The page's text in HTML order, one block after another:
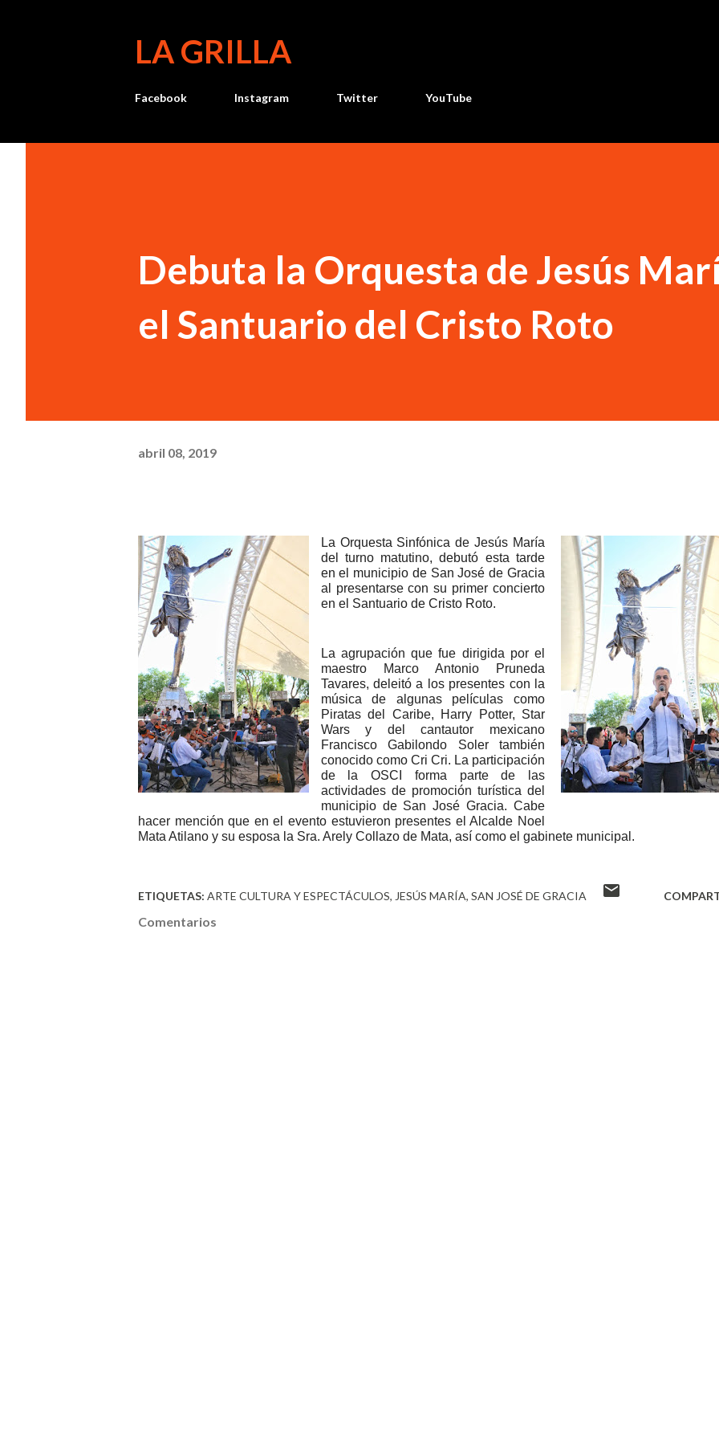
LA GRILLA
Facebook Instagram Twitter YouTube
Debuta la Orquesta de Jesús
el Santuario del Cristo Roto
abril 08, 2019
La Orquesta Sinfónica de Jesús María
del turno matutino, debutó esta tarde
en el municipio de San José de Gracia
al presentarse con su primer concierto
en el Santuario de Cristo Roto.
La agrupación que fue dirigida por el
maestro Marco Antonio Pruneda
Tavares, deleitó a los presentes con la
música de algunas películas como
Piratas del Caribe, Harry Potter, Star
Wars y del cantautor mexicano
Francisco Gabilondo Soler también
conocido como Cri Cri. La participación
de la OSCI forma parte de las
actividades de promoción turística del
municipio de San José Gracia. Cabe
hacer mención que en el evento estuvieron presentes el Alcalde Noel
Mata Atilano y su esposa la Sra. Arely Collazo de Mata, así como el gabinete municipal.
ETIQUETAS: ARTE CULTURA Y ESPECTÁCULOS JESÚS MARÍA SAN JOSÉ DE GRACIA
Comentarios